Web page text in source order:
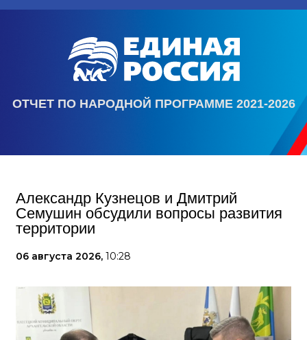
ОТЧЕТ ПО НАРОДНОЙ ПРОГРАММЕ 2021-2026
Александр Кузнецов и Дмитрий
Семушин обсудили вопросы развития
территории
06 августа 2026, 10:28